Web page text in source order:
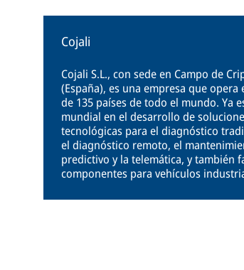
Cojali
Cojali S.L., con sede en Campo de
(España), es una empresa que opera
de 135 países de todo el mundo. Ya
mundial en el desarrollo de
tecnológicas para el diagnóstico
el diagnóstico remoto, el
predictivo y la telemática, y también
componentes para vehículos